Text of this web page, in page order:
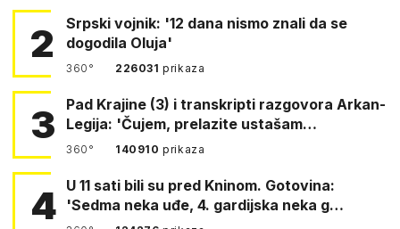
2
Srpski vojnik: '12 dana nismo znali da se
dogodila Oluja'
360° 226031prikaza
3
Pad Krajine (3) i transkripti razgovora Arkan-
Legija: 'Čujem, prelazite ustašam…
360° 140910prikaza
4 U 11 sati bili su pred Kninom. Gotovina:
'Sedma neka uđe, 4. gardijska neka g…